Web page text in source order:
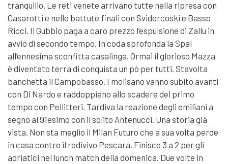
tranquillo. Le reti venete arrivano tutte nella ripresa con
Casarotti e nelle battute finali con Svidercoski e Basso
Ricci. Il Gubbio paga a caro prezzo l’espulsione di Zallu in
avvio di secondo tempo. In coda sprofonda la Spal
all’ennesima sconfitta casalinga. Ormai il glorioso Mazza
è diventato terra di conquista un pò per tutti. Stavolta
banchetta il Campobasso. I molisano vanno subito avanti
con Di Nardo e raddoppiano allo scadere del primo
tempo con Pellitteri. Tardiva la reazione degli emiliani a
segno al 91esimo con il solito Antenucci. Una storia già
vista. Non sta meglio il Milan Futuro che a sua volta perde
in casa contro il redivivo Pescara. Finisce 3 a 2 per gli
adriatici nel lunch match della domenica. Due volte in